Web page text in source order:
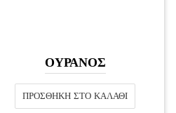
ΟΥΡΑΝΟΣ
ΠΡΟΣΘΉΚΗ ΣΤΟ ΚΑΛΆΘΙ